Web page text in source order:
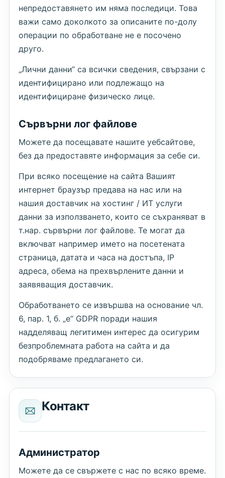
непредоставянето им няма последици. Това
важи само доколкото за описаните по-долу
операции по обработване не е посочено
друго.
„Лични данни“ са всички сведения, свързани с
идентифицирано или подлежащо на
идентифициране физическо лице.
Сървърни лог файлове
Можете да посещавате нашите уебсайтове,
без да предоставяте информация за себе си.
При всяко посещение на сайта Вашият
интернет браузър предава на нас или на
нашия доставчик на хостинг / ИТ услуги
данни за използването, които се съхраняват в
т.нар. сървърни лог файлове. Те могат да
включват например името на посетената
страница, датата и часа на достъпа, IP
адреса, обема на прехвърлените данни и
заявяващия доставчик.
Обработването се извършва на основание чл.
6, пар. 1, б. „е“ GDPR поради нашия
надделяващ легитимен интерес да осигурим
безпроблемната работа на сайта и да
подобряваме предлагането си.
Контакт
Администратор
Можете да се свържете с нас по всяко време.